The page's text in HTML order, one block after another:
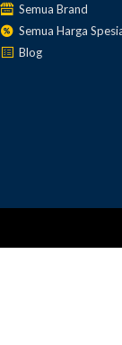
Semua Brand
Semua Harga
Blog